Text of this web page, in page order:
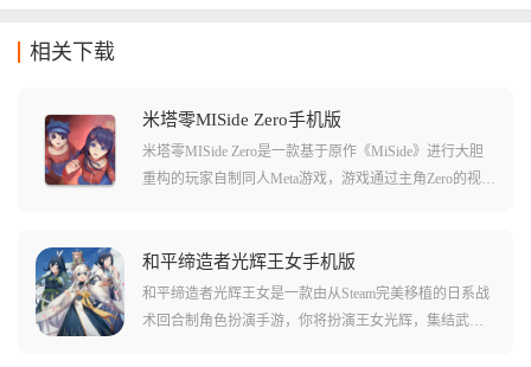
相关下载
米塔零MISide Zero手机版
米塔零MISide Zero是一款基于原作《MiSide》进行大胆
重构的玩家自制同人Meta游戏，游戏通过主角Zero的视
机小游戏和烧脑的解谜内容。
和平缔造者光辉王女手机版
和平缔造者光辉王女是一款由从Steam完美移植的日系战
术回合制角色扮演手游，你将扮演王女光辉，集结武